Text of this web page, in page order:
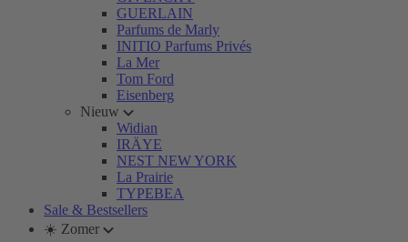
GUERLAIN
Parfums de Marly
INITIO Parfums Privés
La Mer
Tom Ford
Eisenberg
Nieuw
Widian
IRÄYE
NEST NEW YORK
La Prairie
TYPEBEA
Sale & Bestsellers
☀️ Zomer